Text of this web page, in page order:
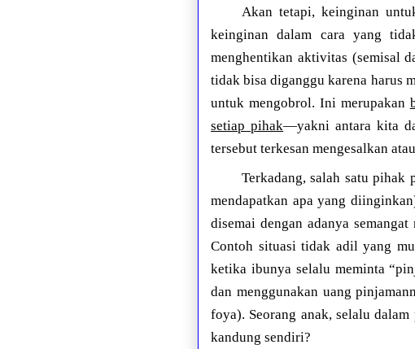
Akan tetapi, keinginan
keinginan dalam cara yang
menghentikan aktivitas (semisal
tidak bisa diganggu karena harus
untuk mengobrol. Ini merupakan
setiap pihak—yakni antara kita
tersebut terkesan mengesalkan
Terkadang, salah satu pihak
mendapatkan apa yang
disemai dengan adanya
Contoh situasi tidak adil yang
ketika ibunya selalu meminta
dan menggunakan uang
foya). Seorang anak, selalu
kandung sendiri?